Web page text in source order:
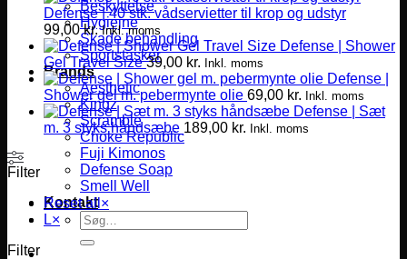
Beskyttelse
Hygiejne
Skade behandling
Sportstasker
Brands
Aesthetic
Kingz
Scramble
Choke Republic
Fuji Kimonos
Defense Soap
Smell Well
Kontakt
Søg
efter:
Defense | 40 stk. vådservietter til krop og udstyr
99,00kr. Inkl. moms
Defense | Shower
Gel Travel Size 39,00 kr. Inkl. moms
Defense |
Shower gel m. pebermynte olie 69,00 kr. Inkl. moms
Defense | Sæt
m. 3 styks håndsæbe 189,00 kr. Inkl. moms
Filter
Reset all ×
L×
Filter